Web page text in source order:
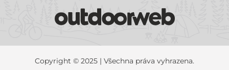
Copyright © 2025 | Všechna práva vyhrazena.